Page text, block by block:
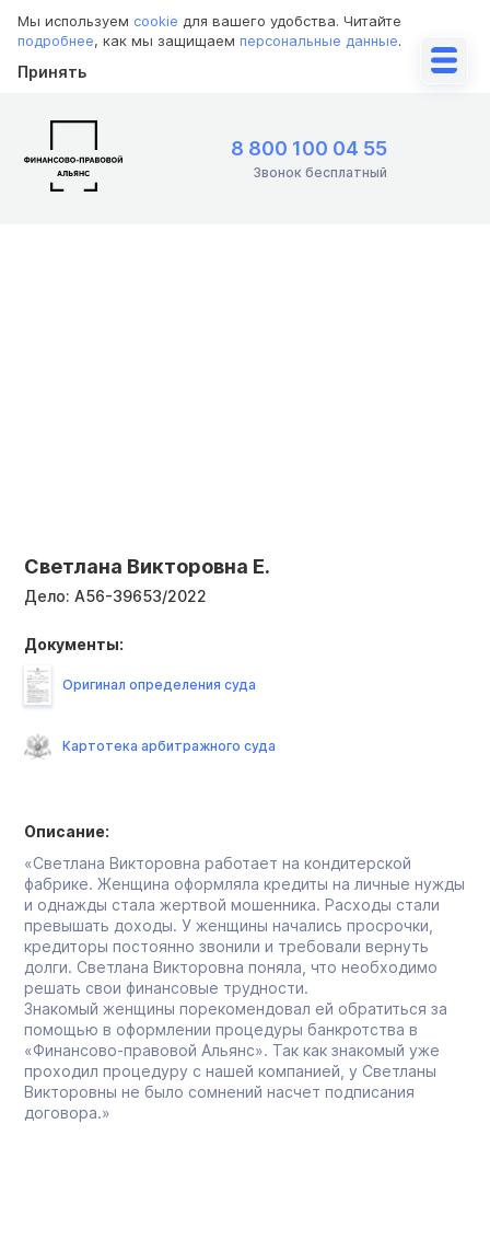
Мы используем cookie для вашего удобства. Читайте
подробнее, как мы защищаем персональные данные.
Принять
8 800 100 04 55
Звонок бесплатный
Светлана Викторовна Е.
Дело: А56-39653/2022
Описание:
«Светлана Викторовна работает на кондитерской
фабрике. Женщина оформляла кредиты на личные нужды
и однажды стала жертвой мошенника. Расходы стали
превышать доходы. У женщины начались просрочки,
кредиторы постоянно звонили и требовали вернуть
долги. Светлана Викторовна поняла, что необходимо
решать свои финансовые трудности.
Знакомый женщины порекомендовал ей обратиться за
помощью в оформлении процедуры банкротства в
«Финансово-правовой Альянс». Так как знакомый уже
проходил процедуру с нашей компанией, у Светланы
Викторовны не было сомнений насчет подписания
договора.»
Документы:
Оригинал определения суда
Картотека арбитражного суда